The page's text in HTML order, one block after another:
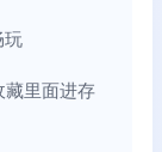
玩
藏里面进存